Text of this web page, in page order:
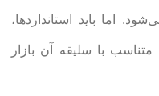
اما باید استانداردها،
با سلیقه آن بازار